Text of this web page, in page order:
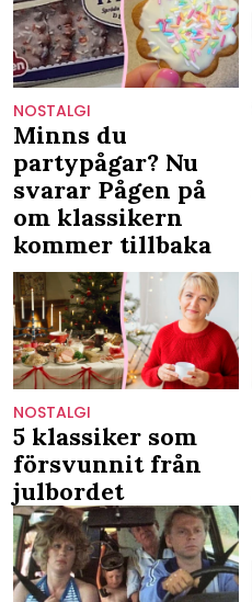
NOSTALGI
Minns du
partypågar? Nu
svarar Pågen på
om klassikern
kommer tillbaka
NOSTALGI
5 klassiker som
försvunnit från
julbordet